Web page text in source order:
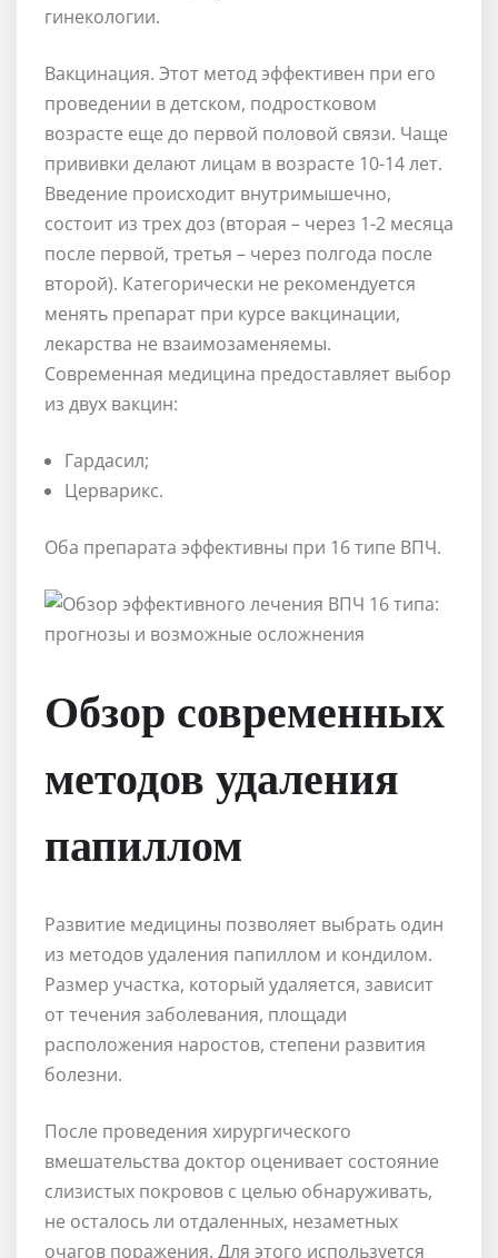
гинекологии.
Вакцинация. Этот метод эффективен при его
проведении в детском, подростковом
возрасте еще до первой половой связи. Чаще
прививки делают лицам в возрасте 10-14 лет.
Введение происходит внутримышечно,
состоит из трех доз (вторая – через 1-2 месяца
после первой, третья – через полгода после
второй). Категорически не рекомендуется
менять препарат при курсе вакцинации,
лекарства не взаимозаменяемы.
Современная медицина предоставляет выбор
из двух вакцин:
Гардасил;
Церварикс.
Оба препарата эффективны при 16 типе ВПЧ.
Обзор современных
методов удаления
папиллом
Развитие медицины позволяет выбрать один
из методов удаления папиллом и кондилом.
Размер участка, который удаляется, зависит
от течения заболевания, площади
расположения наростов, степени развития
болезни.
После проведения хирургического
вмешательства доктор оценивает состояние
слизистых покровов с целью обнаруживать,
не осталось ли отдаленных, незаметных
очагов поражения. Для этого используется